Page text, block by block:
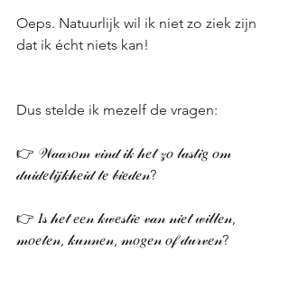
Oeps. Natuurlijk wil ik niet zo ziek zijn
dat ik écht niets kan!
Dus stelde ik mezelf de vragen:
👉 𝒲𝒶𝒶𝓇𝑜𝓂 𝓋𝒾𝓃𝒹 𝒾𝓀 𝒽𝑒𝓉 𝓏𝑜 𝓁𝒶𝓈𝓉𝒾𝑔 𝑜𝓂
𝒹𝓊𝒾𝒹𝑒𝓁𝒾𝒿𝓀𝒽𝑒𝒾𝒹 𝓉𝑒 𝒷𝒾𝑒𝒹𝑒𝓃?
👉 𝐼𝓈 𝒽𝑒𝓉 𝑒𝑒𝓃 𝓀𝓌𝑒𝓈𝓉𝒾𝑒 𝓋𝒶𝓃 𝓃𝒾𝑒𝓉 𝓌𝒾𝓁𝓁𝑒𝓃,
𝓂𝑜𝑒𝓉𝑒𝓃, 𝓀𝓊𝓃𝓃𝑒𝓃, 𝓂𝑜𝑔𝑒𝓃 𝑜𝒻 𝒹𝓊𝓇𝓋𝑒𝓃?